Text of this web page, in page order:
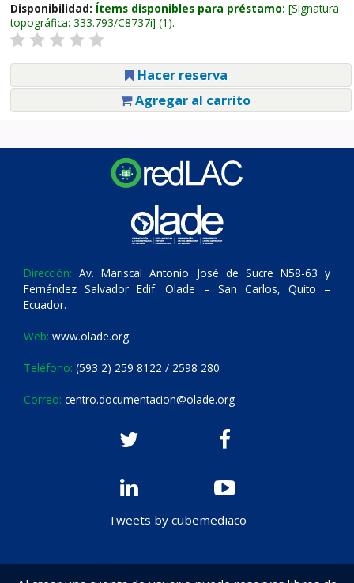
Disponibilidad: Ítems disponibles para préstamo: Signatura
topográfica: 333.793/C8737i (1).
Hacer reserva
Agregar al carrito
Dirección: Av. Mariscal Antonio José de Sucre N58-63 y
Fernández Salvador Edif. Olade – San Carlos, Quito –
Ecuador.
Web: www.olade.org
Teléfono: (593 2) 259 8122 / 2598 280
Correo: centro.documentacion@olade.org
Tweets by cubemediaco